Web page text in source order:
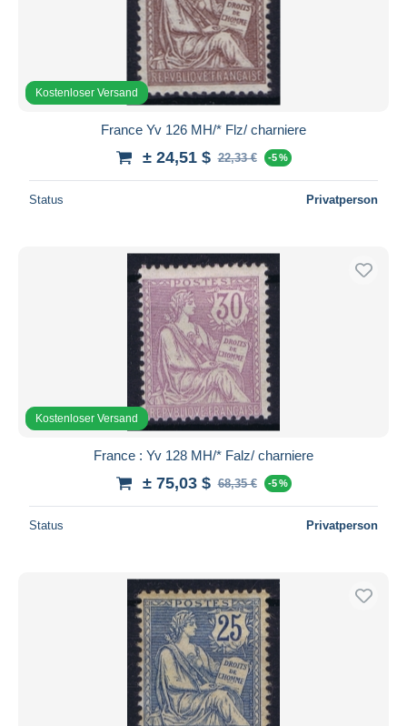
Kostenloser Versand
France Yv 126 MH/* Flz/ charniere
± 24,51 $ 22,33 € -5 %
Status Privatperson
Kostenloser Versand
France : Yv 128 MH/* Falz/ charniere
± 75,03 $ 68,35 € -5 %
Status Privatperson